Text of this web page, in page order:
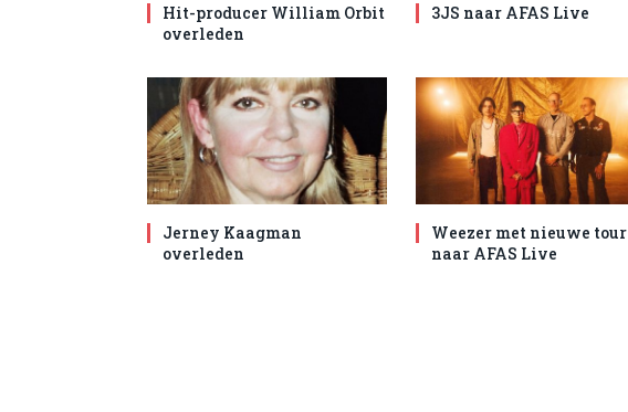
Hit-producer William Orbit
overleden
3JS naar AFAS Live
Jerney Kaagman
overleden
Weezer met nieuwe tour
naar AFAS Live